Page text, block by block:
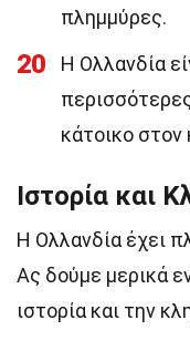
πλημμύρες.
20
Η Ολλανδία
κάτοικο στον
Ιστορία και
Η Ολλανδία έχει
Ας δούμε μερικά
ιστορία και την